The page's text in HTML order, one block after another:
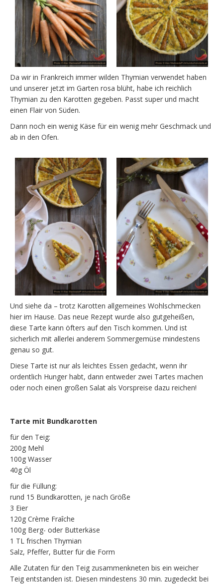
Da wir in Frankreich immer wilden Thymian verwendet haben
und unserer jetzt im Garten rosa blüht, habe ich reichlich
Thymian zu den Karotten gegeben. Passt super und macht
einen Flair von Süden.
Dann noch ein wenig Käse für ein wenig mehr Geschmack und
ab in den Ofen.
Und siehe da – trotz Karotten allgemeines Wohlschmecken
hier im Hause. Das neue Rezept wurde also gutgeheißen,
diese Tarte kann öfters auf den Tisch kommen. Und ist
sicherlich mit allerlei anderem Sommergemüse mindestens
genau so gut.
Diese Tarte ist nur als leichtes Essen gedacht, wenn ihr
ordentlich Hunger habt, dann entweder zwei Tartes machen
oder noch einen großen Salat als Vorspreise dazu reichen!
Tarte mit Bundkarotten
für den Teig:
200g Mehl
100g Wasser
40g Öl
für die Füllung:
rund 15 Bundkarotten, je nach Größe
3 Eier
120g Crème Fraîche
100g Berg- oder Butterkäse
1 TL frischen Thymian
Salz, Pfeffer, Butter für die Form
Alle Zutaten für den Teig zusammenkneten bis ein weicher
Teig entstanden ist. Diesen mindestens 30 min. zugedeckt bei